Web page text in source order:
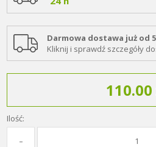
Darmowa dostawa już od
Kliknij i sprawdź szczegóły
110.00
Ilość: